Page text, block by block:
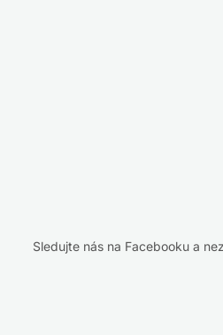
Sledujte nás na Facebooku a